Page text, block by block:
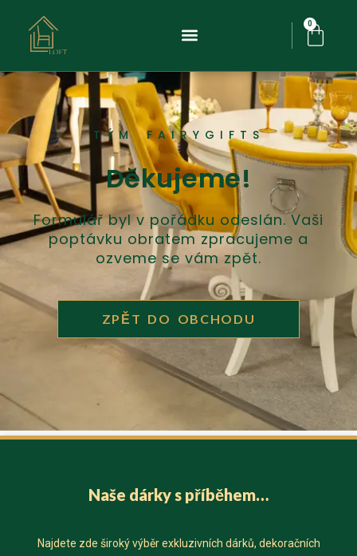
0
Cart
TÝM FAIRYGIFTS
Děkujeme!
Formulář byl v pořádku odeslán. Vaši
poptávku obratem zpracujeme a
ozveme se vám zpět.
ZPĚT DO OBCHODU
Naše dárky s příběhem…
Najdete zde široký výběr exkluzivních dárků, dekoračních